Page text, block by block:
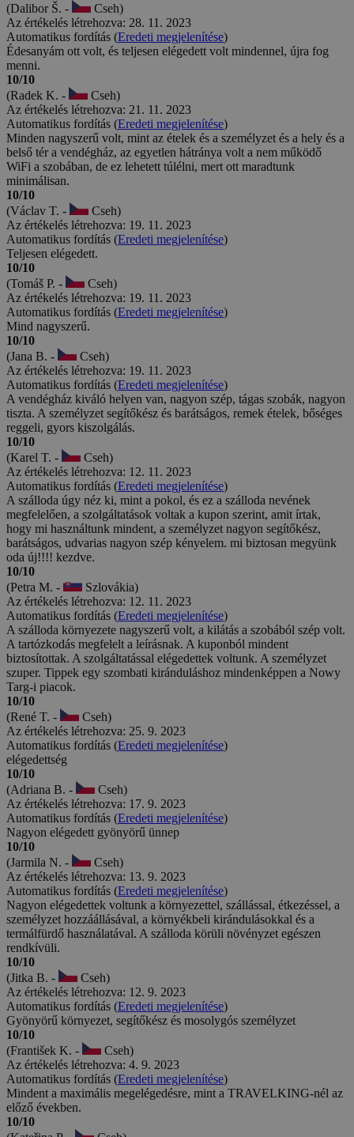
(Dalibor Š. -
Cseh)
Az értékelés létrehozva: 28. 11. 2023
Automatikus fordítás (Eredeti megjelenítése)
Édesanyám ott volt, és teljesen elégedett volt mindennel, újra fog
menni.
10/10
(Radek K. -
Cseh)
Az értékelés létrehozva: 21. 11. 2023
Automatikus fordítás (Eredeti megjelenítése)
Minden nagyszerű volt, mint az ételek és a személyzet és a hely és a
belső tér a vendégház, az egyetlen hátránya volt a nem működő
WiFi a szobában, de ez lehetett túlélni, mert ott maradtunk
minimálisan.
10/10
(Václav T. -
Cseh)
Az értékelés létrehozva: 19. 11. 2023
Automatikus fordítás (Eredeti megjelenítése)
Teljesen elégedett.
10/10
(Tomáš P. -
Cseh)
Az értékelés létrehozva: 19. 11. 2023
Automatikus fordítás (Eredeti megjelenítése)
Mind nagyszerű.
10/10
(Jana B. -
Cseh)
Az értékelés létrehozva: 19. 11. 2023
Automatikus fordítás (Eredeti megjelenítése)
A vendégház kiváló helyen van, nagyon szép, tágas szobák, nagyon
tiszta. A személyzet segítőkész és barátságos, remek ételek, bőséges
reggeli, gyors kiszolgálás.
10/10
(Karel T. -
Cseh)
Az értékelés létrehozva: 12. 11. 2023
Automatikus fordítás (Eredeti megjelenítése)
A szálloda úgy néz ki, mint a pokol, és ez a szálloda nevének
megfelelően, a szolgáltatások voltak a kupon szerint, amit írtak,
hogy mi használtunk mindent, a személyzet nagyon segítőkész,
barátságos, udvarias nagyon szép kényelem. mi biztosan megyünk
oda új!!!! kezdve.
10/10
(Petra M. -
Szlovákia)
Az értékelés létrehozva: 12. 11. 2023
Automatikus fordítás (Eredeti megjelenítése)
A szálloda környezete nagyszerű volt, a kilátás a szobából szép volt.
A tartózkodás megfelelt a leírásnak. A kuponból mindent
biztosítottak. A szolgáltatással elégedettek voltunk. A személyzet
szuper. Tippek egy szombati kiránduláshoz mindenképpen a Nowy
Targ-i piacok.
10/10
(René T. -
Cseh)
Az értékelés létrehozva: 25. 9. 2023
Automatikus fordítás (Eredeti megjelenítése)
elégedettség
10/10
(Adriana B. -
Cseh)
Az értékelés létrehozva: 17. 9. 2023
Automatikus fordítás (Eredeti megjelenítése)
Nagyon elégedett gyönyörű ünnep
10/10
(Jarmila N. -
Cseh)
Az értékelés létrehozva: 13. 9. 2023
Automatikus fordítás (Eredeti megjelenítése)
Nagyon elégedettek voltunk a környezettel, szállással, étkezéssel, a
személyzet hozzáállásával, a környékbeli kirándulásokkal és a
termálfürdő használatával. A szálloda körüli növényzet egészen
rendkívüli.
10/10
(Jitka B. -
Cseh)
Az értékelés létrehozva: 12. 9. 2023
Automatikus fordítás (Eredeti megjelenítése)
Gyönyörű környezet, segítőkész és mosolygós személyzet
10/10
(František K. -
Cseh)
Az értékelés létrehozva: 4. 9. 2023
Automatikus fordítás (Eredeti megjelenítése)
Mindent a maximális megelégedésre, mint a TRAVELKING-nél az
előző években.
10/10